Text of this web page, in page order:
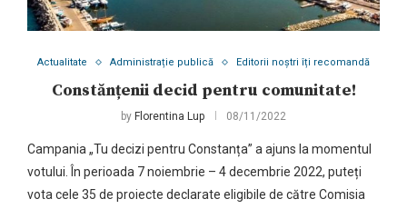
Actualitate Administrație publică Editorii noștri îți recomandă
Constănțenii decid pentru comunitate!
by Florentina Lup 08/11/2022
Campania „Tu decizi pentru Constanța” a ajuns la momentul
votului. În perioada 7 noiembrie – 4 decembrie 2022, puteți
vota cele 35 de proiecte declarate eligibile de către Comisia